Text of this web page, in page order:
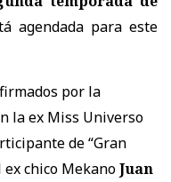
agendada para este
por la
la ex Miss Universo
de “Gran
ex chico MekanoJuan